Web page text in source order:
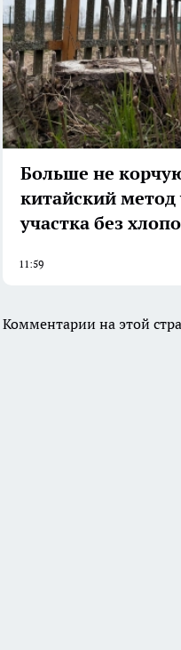
Больше не
китайский метод
участка без
11:59
Комментарии на этой